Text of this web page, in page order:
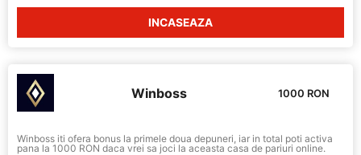
INCASEAZA
Winboss 1000 RON
Winboss iti ofera bonus la primele doua depuneri, iar in total poti activa
pana la 1000 RON daca vrei sa joci la aceasta casa de pariuri online.